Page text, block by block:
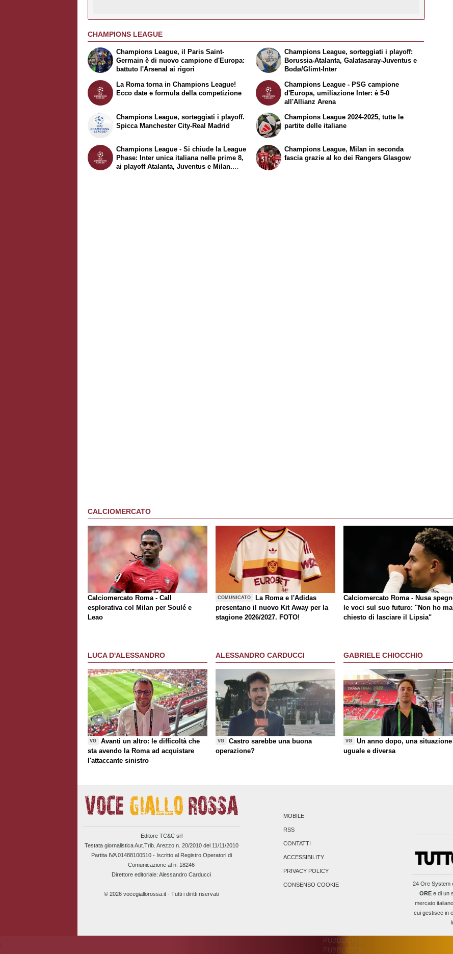
CHAMPIONS LEAGUE
Champions League, il Paris Saint-
Germain è di nuovo campione d'Europa:
battuto l'Arsenal ai rigori
La Roma torna in Champions League!
Ecco date e formula della competizione
Champions League, sorteggiati i playoff:
Borussia-Atalanta, Galatasaray-Juventus e
Bodø/Glimt-Inter
Champions League - PSG campione
d'Europa, umiliazione Inter: è 5-0
all'Allianz Arena
Champions League, sorteggiati i playoff.
Spicca Manchester City-Real Madrid
Champions League - Si chiude la League
Phase: Inter unica italiana nelle prime 8,
ai playoff Atalanta, Juventus e Milan.
Champions League 2024-2025, tutte le
partite delle italiane
Champions League, Milan in seconda
fascia grazie alko dei Rangers Glasgow
CALCIOMERCATO
Calciomercato Roma - Call
esplorativa col Milan per Soulé e
Leao
COMUNICATO
La Roma e l'Adidas
presentano il nuovo Kit Away per la
stagione 2026/2027. FOTO!
Calciomercato Roma - Nusa
le voci sul suo futuro: "Non ho
chiesto di lasciare il Lipsia"
LUCA D'ALESSANDRO
VG
Avanti un altro: le difficoltà che
sta avendo la Roma ad acquistare
l'attaccante sinistro
ALESSANDRO CARDUCCI
VG
Castro sarebbe una buona
operazione?
GABRIELE CHIOCCHIO
VG
Un anno dopo, una situazione
uguale e diversa
Editore TC&C srl
Testata giornalistica Aut.Trib. Arezzo n. 20/2010 del 11/11/2010
Partita IVA 01488100510 - Iscritto al Registro Operatori di
Comunicazione al n. 18246
Direttore editoriale: Alessandro Carducci
© 2026 vocegiallorossa.it - Tutti i diritti riservati
MOBILE
RSS
CONTATTI
ACCESSIBILITY
PRIVACY POLICY
CONSENSO COOKIE 24 Ore System
OREe di un
mercato
cui gestisce in